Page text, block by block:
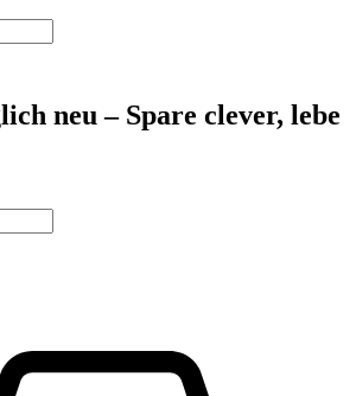
neu – Spare clever, lebe